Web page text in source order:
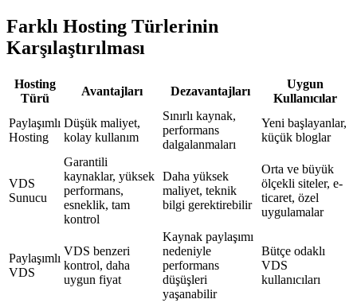
Farklı Hosting Türlerinin
Karşılaştırılması
Hosting
Türü
Avantajları Dezavantajları
Uygun
Kullanıcılar
Paylaşımlı
Hosting
Düşük maliyet,
kolay kullanım
Sınırlı kaynak,
performans
dalgalanmaları
Yeni başlayanlar,
küçük bloglar
VDS
Sunucu
Garantili
kaynaklar, yüksek
performans,
esneklik, tam
kontrol
Daha yüksek
maliyet, teknik
bilgi gerektirebilir
Orta ve büyük
ölçekli siteler, e-
ticaret, özel
uygulamalar
Paylaşımlı
VDS
VDS benzeri
kontrol, daha
uygun fiyat
Kaynak paylaşımı
nedeniyle
performans
düşüşleri
yaşanabilir
Bütçe odaklı
VDS
kullanıcıları